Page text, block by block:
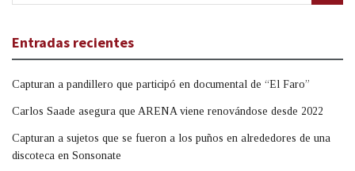
Entradas recientes
Capturan a pandillero que participó en documental de “El Faro”
Carlos Saade asegura que ARENA viene renovándose desde 2022
Capturan a sujetos que se fueron a los puños en alrededores de una
discoteca en Sonsonate